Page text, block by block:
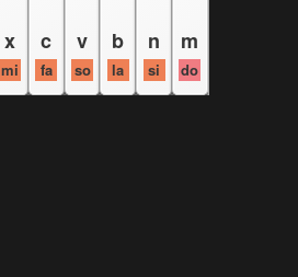
x
mi
c
fa
v
so
b
la
n
si
m
do